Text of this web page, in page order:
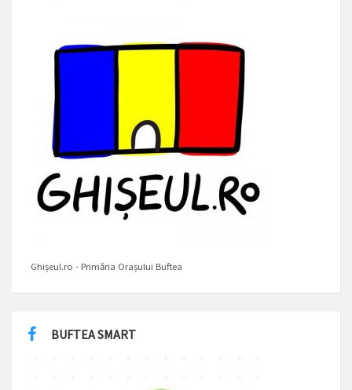
Ghișeul.ro - Primăria Orașului Buftea
BUFTEA SMART